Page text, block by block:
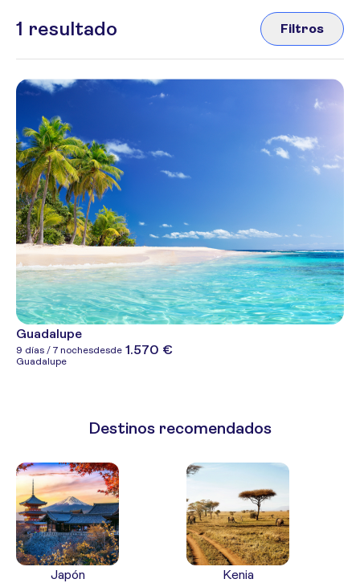
1 resultado Filtros
Guadalupe
9 días / 7 nochesdesde 1.570 €
Guadalupe
Destinos recomendados
Japón Kenia